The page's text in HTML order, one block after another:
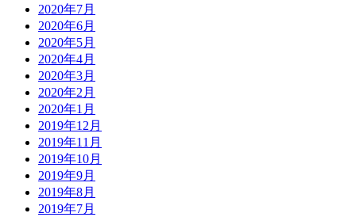
2020年7月
2020年6月
2020年5月
2020年4月
2020年3月
2020年2月
2020年1月
2019年12月
2019年11月
2019年10月
2019年9月
2019年8月
2019年7月